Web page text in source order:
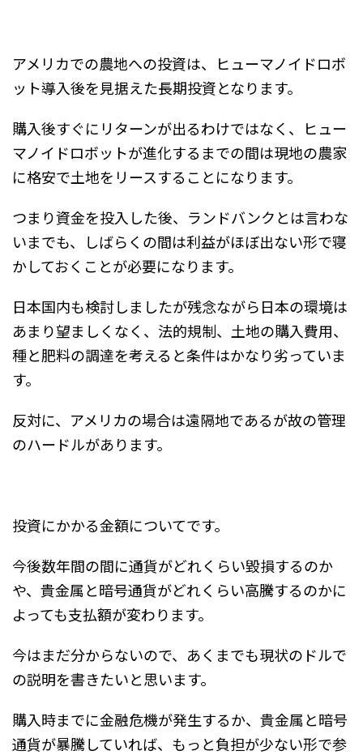
アメリカでの農地への投資は、ヒューマノイドロボ
ット導入後を見据えた長期投資となります。
購入後すぐにリターンが出るわけではなく、ヒュー
マノイドロボットが進化するまでの間は現地の農家
に格安で土地をリースすることになります。
つまり資金を投入した後、ランドバンクとは言わな
いまでも、しばらくの間は利益がほぼ出ない形で寝
かしておくことが必要になります。
日本国内も検討しましたが残念ながら日本の環境は
あまり望ましくなく、法的規制、土地の購入費用、
種と肥料の調達を考えると条件はかなり劣っていま
す。
反対に、アメリカの場合は遠隔地であるが故の管理
のハードルがあります。
投資にかかる金額についてです。
今後数年間の間に通貨がどれくらい毀損するのか
や、貴金属と暗号通貨がどれくらい高騰するのかに
よっても支払額が変わります。
今はまだ分からないので、あくまでも現状のドルで
の説明を書きたいと思います。
購入時までに金融危機が発生するか、貴金属と暗号
通貨が暴騰していれば、もっと負担が少ない形で参